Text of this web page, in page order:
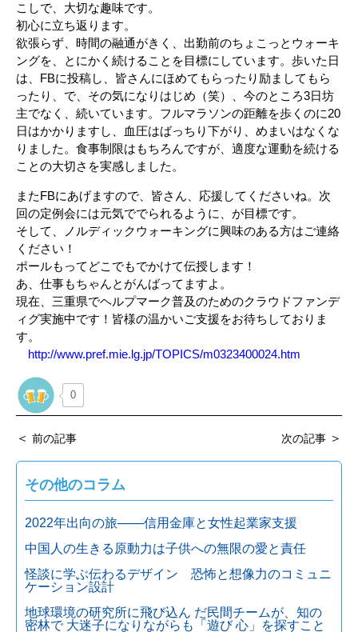
こしで、大切な趣味です。
初心に立ち返ります。
欲張らず、時間の融通がきく、出勤前のちょこっとウォーキ
ングを、とにかく続けることを目標にしています。歩いた日
は、FBに投稿し、皆さんにほめてもらったり励ましてもら
ったり、で、その気になりはじめ（笑）、今のところ3日坊
主でなく、続いています。フルマラソンの距離を歩くのに20
日はかかりますし、血圧はばっちり下がり、めまいはなくな
りました。食事制限はもちろんですが、適度な運動を続ける
ことの大切さを実感しました。
またFBにあげますので、皆さん、応援してくださいね。次
回の定例会には元気ででられるように、が目標です。
そして、ノルディックウォーキングに興味のある方はご連絡
ください！
ポールもってどこでもでかけて伝授します！
あ、仕事もちゃんとがんばってますよ。
現在、三重県でヘルプマーク普及のためのクラウドファンデ
ィグ実施中です！皆様の温かいご支援をお待ちしておりま
す。
http://www.pref.mie.lg.jp/TOPICS/m0323400024.htm
0
＜ 前の記事 次の記事 ＞
その他のコラム
2022年出向の旅───信用金庫と女性起業家支援
中国人の生きる原動力は子供への無限の愛と責任
怪談に学ぶ伝わるデザイン 恐怖と想像力のコミュニ
ケーション設計
地球環境の研究所に飛び込ん だ民間チームが、知の
密林で 大迷子になりながらも「遊び 心」を探すこと